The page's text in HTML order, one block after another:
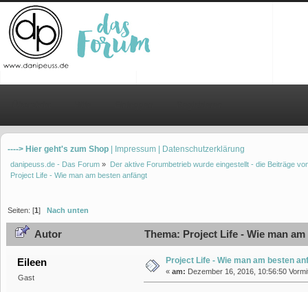
----> Hier geht's zum Shop | Impressum | Datenschutzerklärung
danipeuss.de - Das Forum » Der aktive Forumbetrieb wurde eingestellt - die Beiträge
Project Life - Wie man am besten anfängt
Seiten: [1] Nach unten
Autor Thema: Project Life - Wie man
Eileen
Gast
Project Life - Wie man am besten
« am: Dezember 16, 2016, 10:56:50